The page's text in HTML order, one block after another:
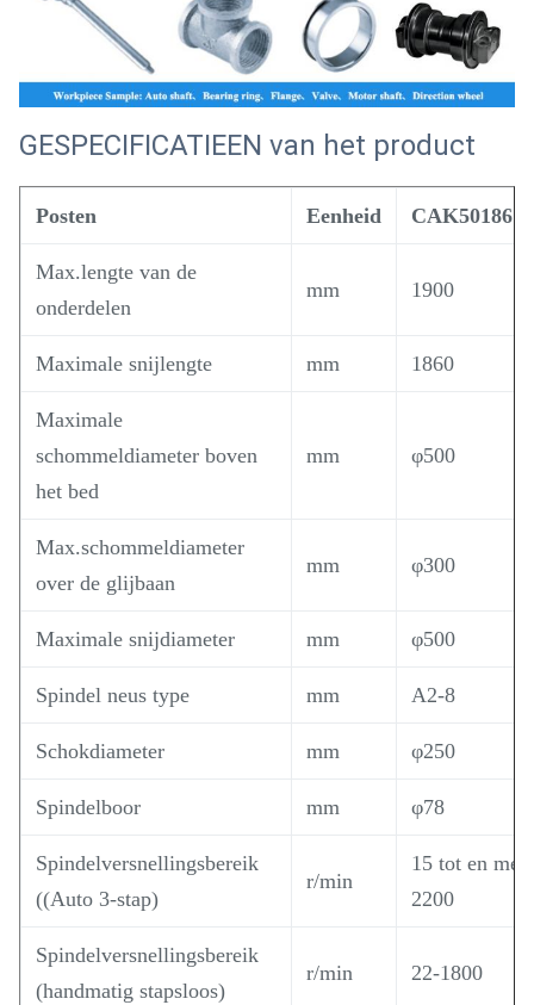
GESPECIFICATIEEN van het product
Posten Eenheid CAK50186
Max.lengte van de
onderdelen
mm 1900
Maximale snijlengte mm 1860
Maximale
schommeldiameter boven
het bed
mm φ500
Max.schommeldiameter
over de glijbaan
mm φ300
Maximale snijdiameter mm φ500
Spindel neus type mm A2-8
Schokdiameter mm φ250
Spindelboor mm φ78
Spindelversnellingsbereik
((Auto 3-stap)
r/min
15 tot en met
2200
Spindelversnellingsbereik
(handmatig stapsloos)
r/min 22-1800